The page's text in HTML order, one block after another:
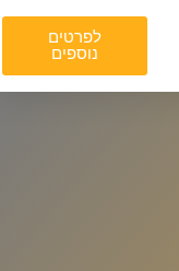
לפרטים
נוספים